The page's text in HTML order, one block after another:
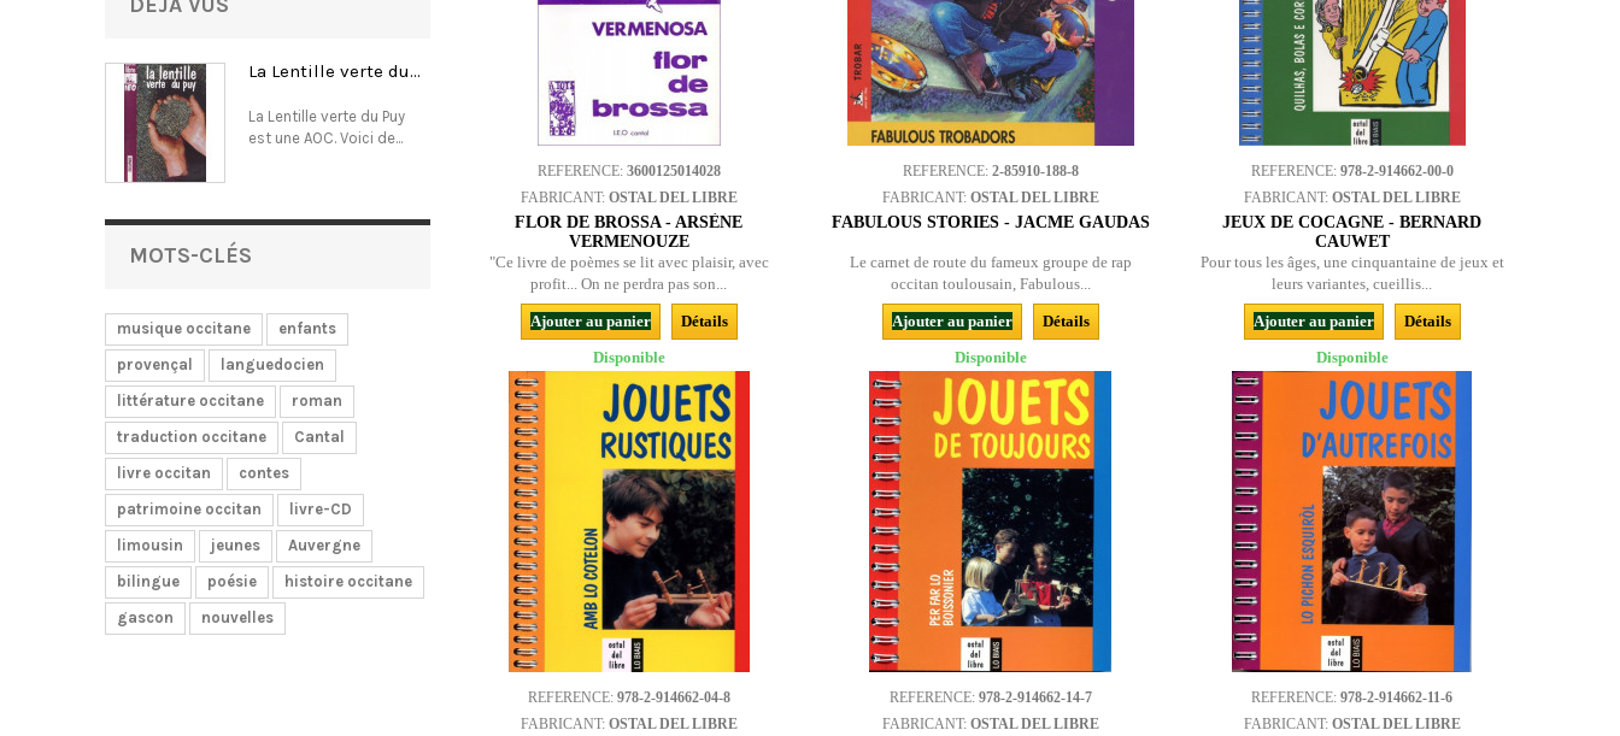
La Lentille verte du...
La Lentille verte du Puy
est une AOC. Voici de...
MOTS-CLÉS
musique occitane
enfants
provençal
languedocien
littérature occitane
roman
traduction occitane
Cantal
livre occitan
contes
patrimoine occitan
livre-CD
limousin
jeunes
Auvergne
bilingue
poésie
histoire occitane
gascon
nouvelles
REFERENCE: 3600125014028
FABRICANT: OSTAL DEL LIBRE
FLOR DE BROSSA - ARSÈNE
VERMENOUZE
"Ce livre de poèmes se lit avec plaisir, avec
profit... On ne perdra pas son...
Ajouter au panier
Détails
Disponible
REFERENCE: 2-85910-188-8
FABRICANT: OSTAL DEL LIBRE
FABULOUS STORIES - JACME GAUDAS
Le carnet de route du fameux groupe de rap
occitan toulousain, Fabulous...
Ajouter au panier
Détails
Disponible
REFERENCE: 978-2-914662-00-0
FABRICANT: OSTAL DEL LIBRE
JEUX DE COCAGNE - BERNARD
CAUWET
Pour tous les âges, une cinquantaine de jeux et
leurs variantes, cueillis...
Ajouter au panier
Détails
Disponible
REFERENCE: 978-2-914662-04-8
FABRICANT: OSTAL DEL LIBRE
REFERENCE: 978-2-914662-14-7
FABRICANT: OSTAL DEL LIBRE
REFERENCE:978-2-914662-11-6
FABRICANT: OSTAL DEL LIBRE